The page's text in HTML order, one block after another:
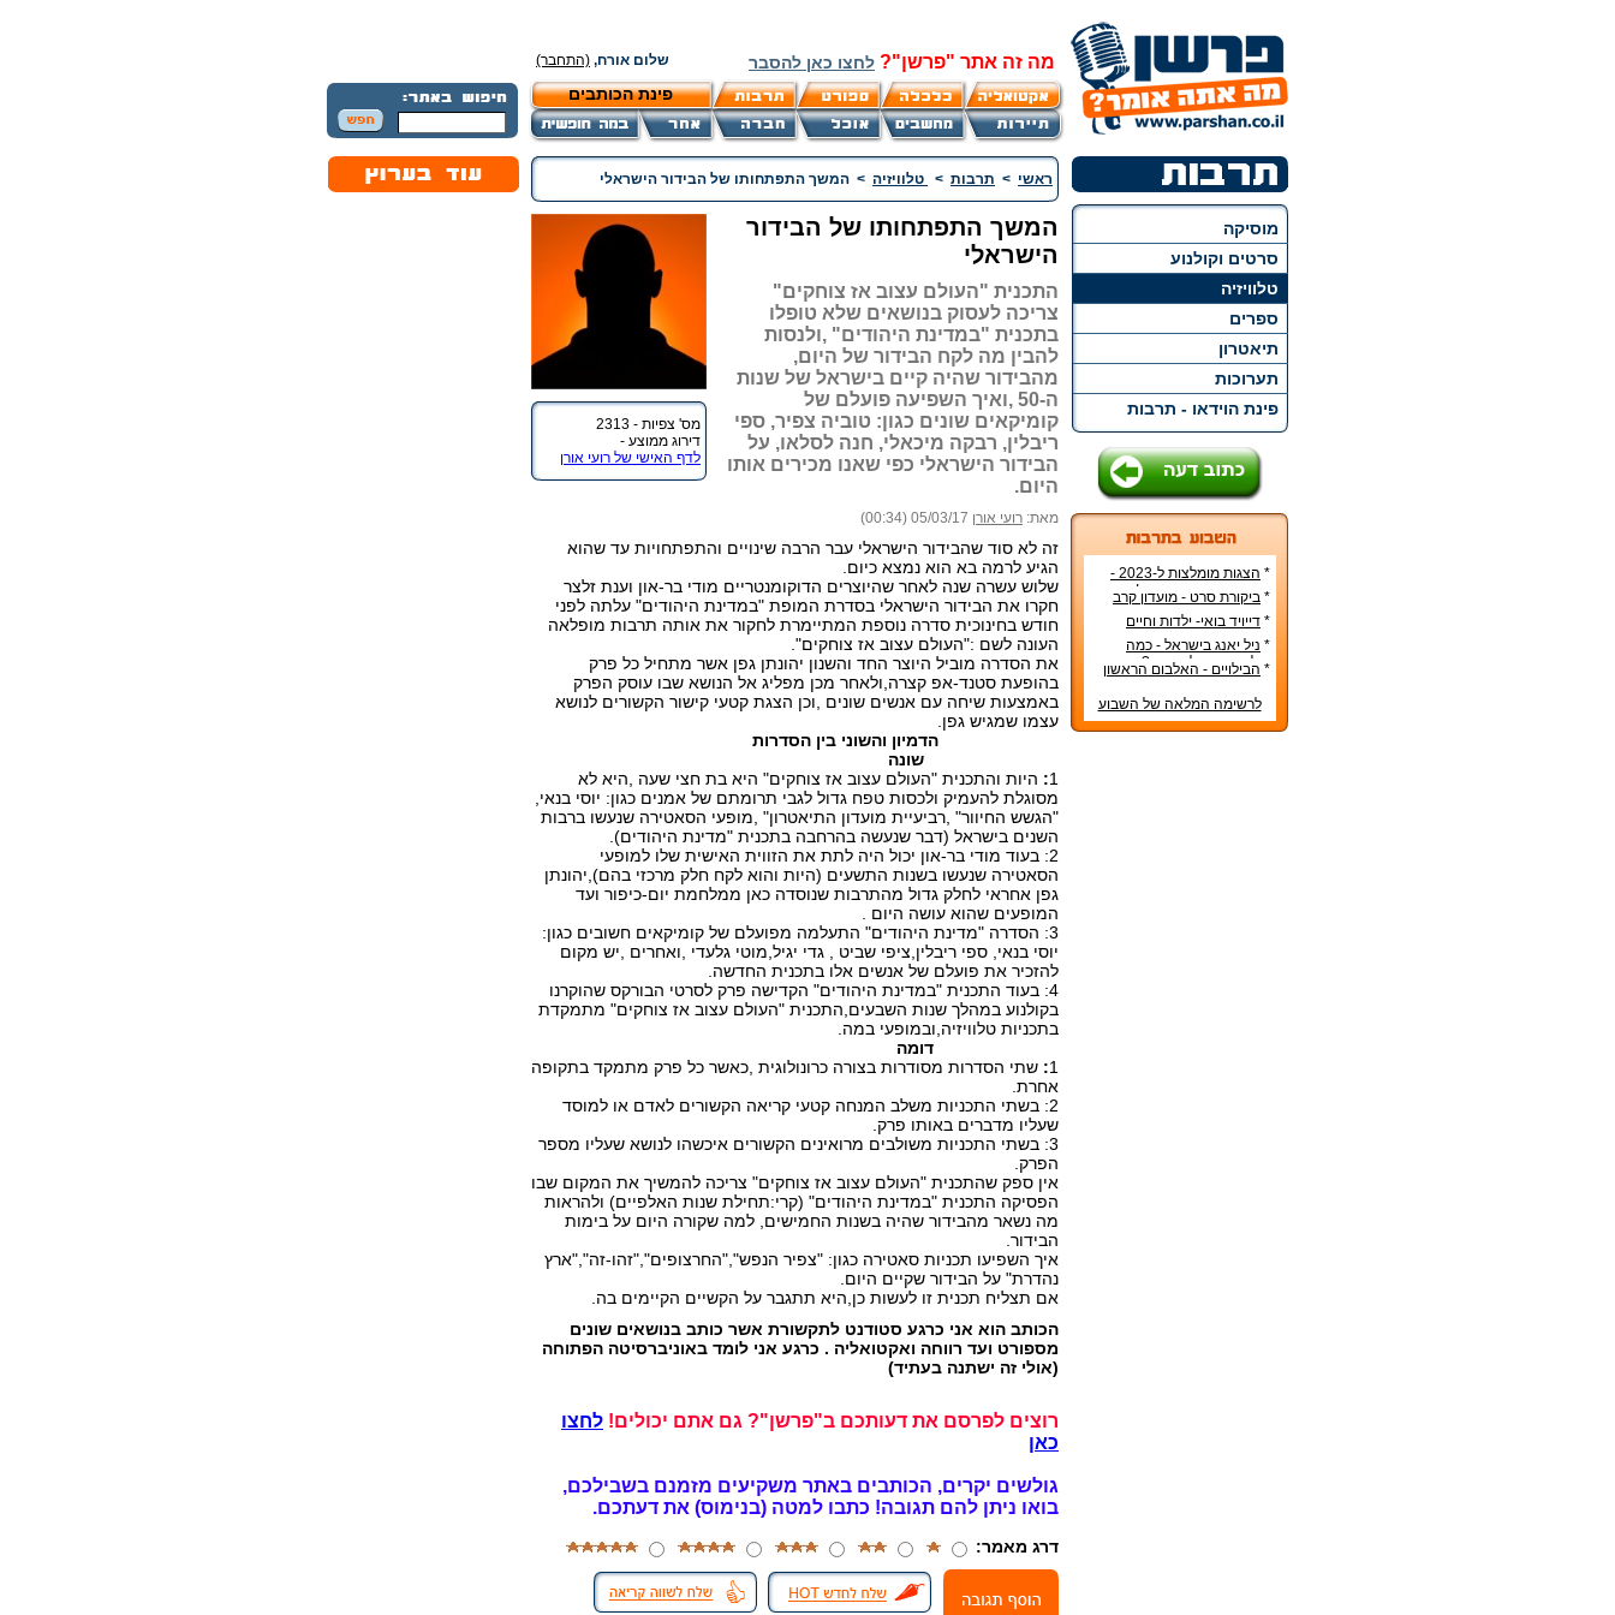
מה זה אתר "פרשן"? לחצו כאן להסבר שלום אורח, (התחבר)
פינת הכותבים
מוסיקה
סרטים וקולנוע
טלוויזיה
ספרים
תיאטרון
תערוכות
פינת הוידאו - תרבות
*
הצגות מומלצות ל-2023 -
הרשימה הטובה ביותר!
* ביקורת סרט - מועדון קרב
* דייויד בואי- ילדות וחיים
אישיים
* ניל יאנג בישראל - כמה
עולה כרטיס להופעה?
* הבילויים - האלבום הראשון
לרשימה המלאה של השבוע
ראשי > תרבות > טלוויזיה > המשך התפתחותו של הבידור הישראלי
מס' צפיות - 2313
דירוג ממוצע -
לדף האישי של רועי אורן
המשך התפתחותו של הבידור
הישראלי
התכנית "העולם עצוב אז צוחקים"
צריכה לעסוק בנושאים שלא טופלו
בתכנית "במדינת היהודים" ,ולנסות
להבין מה לקח הבידור של היום,
מהבידור שהיה קיים בישראל של שנות
ה-50 ,ואיך השפיעה פועלם של
קומיקאים שונים כגון: טוביה צפיר, ספי
ריבלין, רבקה מיכאלי, חנה לסלאו, על
הבידור הישראלי כפי שאנו מכירים אותו
היום.
מאת: רועי אורן 05/03/17 (00:34)
זה לא סוד שהבידור הישראלי עבר הרבה שינויים והתפתחויות עד שהוא
הגיע לרמה בא הוא נמצא כיום.
שלוש עשרה שנה לאחר שהיוצרים הדוקומנטריים מודי בר-און וענת זלצר
חקרו את הבידור הישראלי בסדרת המופת "במדינת היהודים" עלתה לפני
חודש בחינוכית סדרה נוספת המתיימרת לחקור את אותה תרבות מופלאה
העונה לשם :"העולם עצוב אז צוחקים".
את הסדרה מוביל היוצר החד והשנון יהונתן גפן אשר מתחיל כל פרק
בהופעת סטנד-אפ קצרה,ולאחר מכן מפליג אל הנושא שבו עוסק הפרק
באמצעות שיחה עם אנשים שונים ,וכן הצגת קטעי קישור הקשורים לנושא
עצמו שמגיש גפן.
הדמיון והשוני בין הסדרות
שונה
1
: היות והתכנית "העולם עצוב אז צוחקים" היא בת חצי שעה ,היא לא
מסוגלת להעמיק ולכסות טפח גדול לגבי תרומתם של אמנים כגון: יוסי בנאי,
"הגשש החיוור" ,רביעיית מועדון התיאטרון" ,מופעי הסאטירה שנעשו ברבות
השנים בישראל (דבר שנעשה בהרחבה בתכנית "מדינת היהודים).
2: בעוד מודי בר-און יכול היה לתת את הזווית האישית שלו למופעי
הסאטירה שנעשו בשנות התשעים (היות והוא לקח חלק מרכזי בהם),יהונתן
גפן אחראי לחלק גדול מהתרבות שנוסדה כאן ממלחמת יום-כיפור ועד
המופעים שהוא עושה היום .
3: הסדרה "מדינת היהודים" התעלמה מפועלם של קומיקאים חשובים כגון:
יוסי בנאי, ספי ריבלין,ציפי שביט , גדי יגיל,מוטי גלעדי ,ואחרים ,יש מקום
להזכיר את פועלם של אנשים אלו בתכנית החדשה.
4: בעוד התכנית "במדינת היהודים" הקדישה פרק לסרטי הבורקס שהוקרנו
בקולנוע במהלך שנות השבעים,התכנית "העולם עצוב אז צוחקים" מתמקדת
בתכניות טלוויזיה,ובמופעי במה.
דומה
1
: שתי הסדרות מסודרות בצורה כרונולוגית ,כאשר כל פרק מתמקד בתקופה
אחרת.
2: בשתי התכניות משלב המנחה קטעי קריאה הקשורים לאדם או למוסד
שעליו מדברים באותו פרק.
3: בשתי התכניות משולבים מרואינים הקשורים איכשהו לנושא שעליו מספר
הפרק.
אין ספק שהתכנית "העולם עצוב אז צוחקים" צריכה להמשיך את המקום שבו
הפסיקה התכנית "במדינת היהודים" (קרי:תחילת שנות האלפיים) ולהראות
מה נשאר מהבידור שהיה בשנות החמישים, למה שקורה היום על בימות
הבידור.
איך השפיעו תכניות סאטירה כגון: "צפיר הנפש","החרצופים","זהו-זה","ארץ
נהדרת" על הבידור שקיים היום.
אם תצליח תכנית זו לעשות כן,היא תתגבר על הקשיים הקיימים בה.
הכותב הוא אני כרגע סטודנט לתקשורת אשר כותב בנושאים שונים
מספורט ועד רווחה ואקטואליה . כרגע אני לומד באוניברסיטה הפתוחה
(אולי זה ישתנה בעתיד)
רוצים לפרסם את דעותכם ב"פרשן"? גם אתם יכולים! לחצו
כאן
גולשים יקרים, הכותבים באתר משקיעים מזמנם בשבילכם,
בואו ניתן להם תגובה! כתבו למטה (בנימוס) את דעתכם.
דרג מאמר: